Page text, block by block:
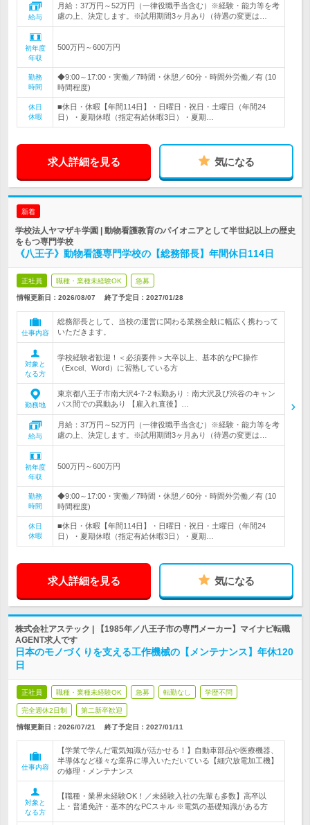
給与
月給：37万円～52万円（一律役職手当含む）※経験・能力等を考
慮の上、決定します。※試用期間3ヶ月あり（待遇の変更は…
初年度
年収
500万円～600万円
勤務
時間
◆9:00～17:00・実働／7時間・休憩／60分・時間外労働／有 (10
時間程度)
休日
休暇
■休日・休暇【年間114日】・日曜日・祝日・土曜日（年間24
日）・夏期休暇（指定有給休暇3日）・夏期…
求人詳細を見る 気になる
新着
学校法人ヤマザキ学園 | 動物看護教育のパイオニアとして半世紀以上の歴史
をもつ専門学校
《八王子》動物看護専門学校の【総務部長】年間休日114日
正社員 職種・業種未経験OK 急募
情報更新日：2026/08/07 終了予定日： 2027/01/28
仕事内容
総務部長として、当校の運営に関わる業務全般に幅広く携わって
いただきます。
対象と
なる方
学校経験者歓迎！＜必須要件＞大卒以上、基本的なPC操作
（Excel、Word）に習熟している方
勤務地
東京都八王子市南大沢4-7-2 転勤あり：南大沢及び渋谷のキャン
パス間での異動あり 【雇入れ直後】…
給与
月給：37万円～52万円（一律役職手当含む）※経験・能力等を考
慮の上、決定します。※試用期間3ヶ月あり（待遇の変更は…
初年度
年収
500万円～600万円
勤務
時間
◆9:00～17:00・実働／7時間・休憩／60分・時間外労働／有 (10
時間程度)
休日
休暇
■休日・休暇【年間114日】・日曜日・祝日・土曜日（年間24
日）・夏期休暇（指定有給休暇3日）・夏期…
求人詳細を見る 気になる
株式会社アステック | 【1985年／八王子市の専門メーカー】マイナビ転職
AGENT求人です
日本のモノづくりを支える工作機械の【メンテナンス】年休120
日
正社員 職種・業種未経験OK 急募 転勤なし 学歴不問
完全週休2日制 第二新卒歓迎
情報更新日：2026/07/21 終了予定日： 2027/01/11
仕事内容
【学業で学んだ電気知識が活かせる！】自動車部品や医療機器、
半導体など様々な業界に導入いただいている【細穴放電加工機】
の修理・メンテナンス
対象と
なる方
【職種・業界未経験OK！／未経験入社の先輩も多数】高卒以
上・普通免許・基本的なPCスキル ※電気の基礎知識がある方